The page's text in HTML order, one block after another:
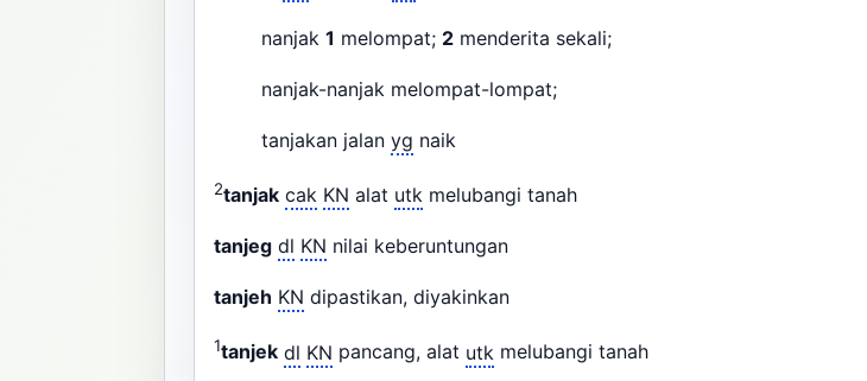
nanjak 1 melompat; 2 menderita sekali;
nanjak-nanjak melompat-lompat;
tanjakan jalan yg naik
2tanjak cak KN alat utk melubangi tanah
tanjeg dl KN nilai keberuntungan
tanjeh KN dipastikan, diyakinkan
1tanjek dl KN pancang, alat utk melubangi tanah